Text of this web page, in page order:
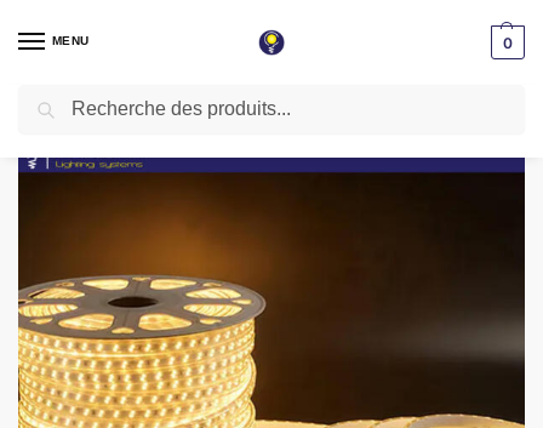
MENU 0
Accueil / Tube light & Guirlande / Rouleau tube light guirlande 8mm 2835 2 Lignes 100 mètre couleur Rose